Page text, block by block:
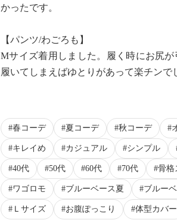
かったです。
【パンツ/わごろも】
Mサイズ着用しました。履く時にお尻が
履いてしまえばゆとりがあって楽チンで
春コーデ 夏コーデ 秋コーデ
キレイめ カジュアル シンプル
40代 50代 60代 70代 骨格
ワゴロモ ブルーベース夏 ブルー
Ｌサイズ お腹ぽっこり 体型カバー